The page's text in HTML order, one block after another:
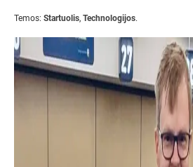
Temos: Startuolis, Technologijos.